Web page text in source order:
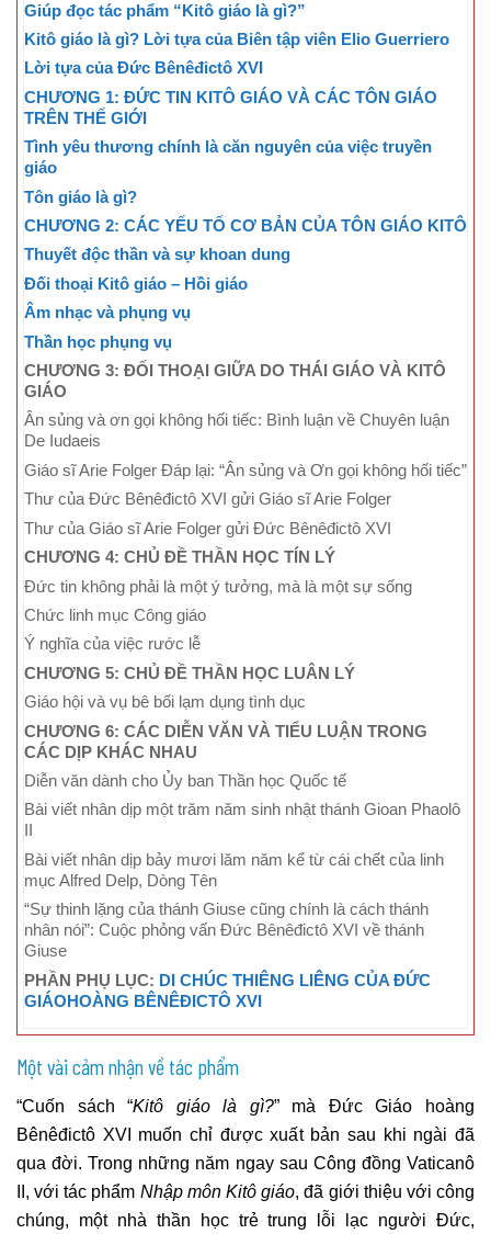
Giúp đọc tác phẩm “Kitô giáo là gì?”
Kitô giáo là gì? Lời tựa của Biên tập viên Elio Guerriero
Lời tựa của Đức Bênêđictô XVI
CHƯƠNG 1: ĐỨC TIN KITÔ GIÁO VÀ CÁC TÔN GIÁO
TRÊN THẾ GIỚI
Tình yêu thương chính là căn nguyên của việc truyền
giáo
Tôn giáo là gì?
CHƯƠNG 2: CÁC YẾU TỐ CƠ BẢN CỦA TÔN GIÁO KITÔ
Thuyết độc thần và sự khoan dung
Đối thoại Kitô giáo – Hồi giáo
Âm nhạc và phụng vụ
Thần học phụng vụ
CHƯƠNG 3: ĐỐI THOẠI GIỮA DO THÁI GIÁO VÀ KITÔ
GIÁO
Ân sủng và ơn gọi không hối tiếc: Bình luận về Chuyên luận
De Iudaeis
Giáo sĩ Arie Folger Đáp lại: “Ân sủng và Ơn gọi không hối tiếc”
Thư của Đức Bênêđictô XVI gửi Giáo sĩ Arie Folger
Thư của Giáo sĩ Arie Folger gửi Đức Bênêđictô XVI
CHƯƠNG 4: CHỦ ĐỀ THẦN HỌC TÍN LÝ
Đức tin không phải là một ý tưởng, mà là một sự sống
Chức linh mục Công giáo
Ý nghĩa của việc rước lễ
CHƯƠNG 5: CHỦ ĐỀ THẦN HỌC LUÂN LÝ
Giáo hội và vụ bê bối lạm dụng tình dục
CHƯƠNG 6: CÁC DIỄN VĂN VÀ TIỂU LUẬN TRONG
CÁC DỊP KHÁC NHAU
Diễn văn dành cho Ủy ban Thần học Quốc tế
Bài viết nhân dịp một trăm năm sinh nhật thánh Gioan Phaolô
Bài viết nhân dịp bảy mươi lăm năm kể từ cái chết của linh
mục Alfred Delp, Dòng Tên
“Sự thinh lặng của thánh Giuse cũng chính là cách thánh
nhân nói”: Cuộc phỏng vấn Đức Bênêđictô XVI về thánh
Giuse
PHẦN PHỤ LỤC: DI CHÚC THIÊNG LIÊNG CỦA ĐỨC
GIÁOHOÀNG BÊNÊĐICTÔ XVI
Một vài cảm nhận về tác phẩm
“Cuốn sách “Kitô giáo là gì?” mà Đức Giáo hoàng
Bênêđictô XVI muốn chỉ được xuất bản sau khi ngài đã
qua đời. Trong những năm ngay sau Công đồng Vaticanô
II, với tác phẩm Nhập môn Kitô giáo, đã giới thiệu với công
chúng, một nhà thần học trẻ trung lỗi lạc người Đức,